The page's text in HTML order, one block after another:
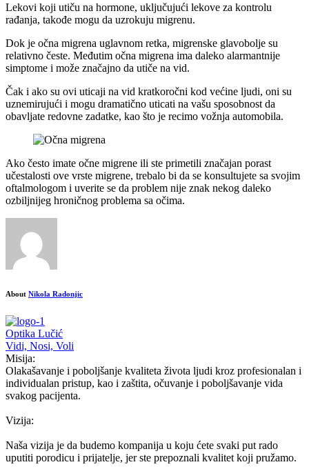
Lekovi koji utiču na hormone, uključujući lekove za kontrolu
rađanja, takođe mogu da uzrokuju migrenu.
Dok je očna migrena uglavnom retka, migrenske glavobolje su
relativno česte. Međutim očna migrena ima daleko alarmantnije
simptome i može značajno da utiče na vid.
Čak i ako su ovi uticaji na vid kratkoročni kod većine ljudi, oni su
uznemirujući i mogu dramatično uticati na vašu sposobnost da
obavljate redovne zadatke, kao što je recimo vožnja automobila.
Ako često imate očne migrene ili ste primetili značajan porast
učestalosti ove vrste migrene, trebalo bi da se konsultujete sa svojim
oftalmologom i uverite se da problem nije znak nekog daleko
ozbiljnijeg hroničnog problema sa očima.
About Nikola Radonjic
Optika Lučić
Vidi, Nosi, Voli
Misija:
Olakašavanje i poboljšanje kvaliteta života ljudi kroz profesionalan i
individualan pristup, kao i zaštita, očuvanje i poboljšavanje vida
svakog pacijenta.
Vizija:
Naša vizija je da budemo kompanija u koju ćete svaki put rado
uputiti porodicu i prijatelje, jer ste prepoznali kvalitet koji pružamo.